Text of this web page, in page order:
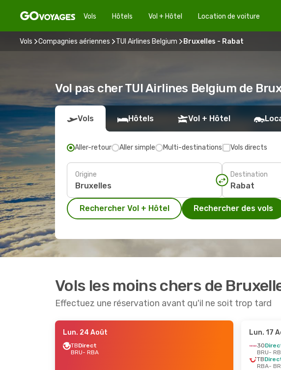
Vols Hôtels Vol + Hôtel Location de voiture
Vols Compagnies aériennes TUI Airlines Belgium Bruxelles - Rabat
Vol pas cher TUI Airlines Belgium de
Vols Hôtels Vol + Hôtel
Aller-retour Aller simple Multi-destinations Vols directs
Origine Destination
Rechercher Vol + Hôtel Rechercher des vols
Vols les moins chers de
Effectuez une réservation avant qu'il ne soit trop tard
Lun. 24 Août
TBDirect
BRU- RBA
Lun. 17
3O
BRU-
TB
RBA-